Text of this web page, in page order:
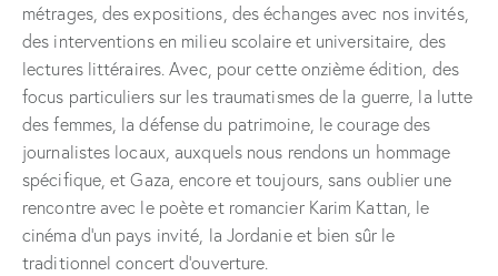
métrages, des expositions, des échanges avec nos invités,
des interventions en milieu scolaire et universitaire, des
lectures littéraires. Avec, pour cette onzième édition, des
focus particuliers sur les traumatismes de la guerre, la lutte
des femmes, la défense du patrimoine, le courage des
journalistes locaux, auxquels nous rendons un hommage
spécifique, et Gaza, encore et toujours, sans oublier une
rencontre avec le poète et romancier Karim Kattan, le
cinéma d’un pays invité, la Jordanie et bien sûr le
traditionnel concert d’ouverture.